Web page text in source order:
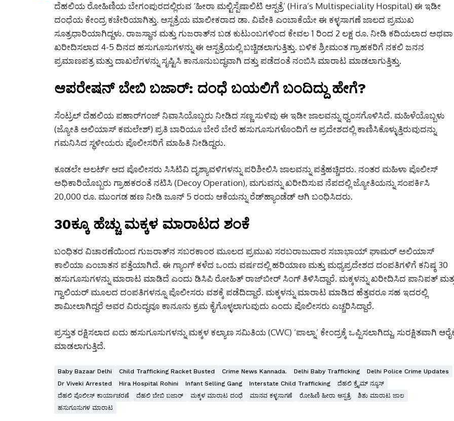
ದೆಹಲಿಯ ರೋಹಿಣಿಯ ಬೇಗಂಪುರದಲ್ಲಿರುವ ‘ಹೀರಾ ಮಲ್ಟಿಸ್ಪೆಷಾಲಿಟಿ ಆಸ್ಪತ್ರೆ’ (Hira’s Multispeciality Hospital) ಈ ಇಡೀ
ದಂಧೆಯ ಕೇಂದ್ರ ಕಚೇರಿಯಾಗಿತ್ತು. ಆಸ್ಪತ್ರೆಯ ಮಾಲೀಕರಾದ ಡಾ. ವಿವೇಕಿ ಎಂಬಾಕೆಯೇ ಈ ಕಳ್ಳಸಾಗಣೆ ಜಾಲದ ಪ್ರಮುಖ
ಸೂತ್ರಧಾರಿಯಾಗಿದ್ದಳು. ರಾಜಸ್ಥಾನ ಮತ್ತು ಗುಜರಾತ್‌ನ ಬಡ ಕುಟುಂಬಗಳಿಂದ ಕೇವಲ 1 ರಿಂದ 2 ಲಕ್ಷ ರೂ. ನೀಡಿ ಕದಿಯಲಾದ ಅಥವಾ
ಖರೀದಿಸಲಾದ 4-5 ದಿನದ ಹಸುಗೂಸುಗಳನ್ನು ಈ ಆಸ್ಪತ್ರೆಯಲ್ಲಿ ಬಚ್ಚಿಡಲಾಗುತ್ತಿತ್ತು. ಬಳಿಕ ಶ್ರೀಮಂತ ಗ್ರಾಹಕರಿಗೆ ನಕಲಿ ಜನನ
ಪ್ರಮಾಣಪತ್ರ ಮತ್ತು ದಾಖಲೆಗಳನ್ನು ಸೃಷ್ಟಿಸಿ ಕಾನೂನುಬದ್ಧವಾಗಿ ದತ್ತು ಪಡೆದಂತೆ ನಂಬಿಸಿ ಮಾರಾಟ ಮಾಡಲಾಗುತ್ತಿತ್ತು.
ಆಪರೇಷನ್ ಬೇಬಿ ಬಜಾರ್: ದಂಧೆ ಬಯಲಿಗೆ ಬಂದಿದ್ದು ಹೇಗೆ?
ಸೆಂಟ್ರಲ್ ದೆಹಲಿಯ ಪಹಾರ್‌ಗಂಜ್ ನಿವಾಸಿಯೊಬ್ಬರು ನೀಡಿದ ಸಣ್ಣ ಸುಳಿವು ಈ ಇಡೀ ಜಾಲವನ್ನು ಧ್ವಂಸಗೊಳಿಸಿದೆ. ಮಹಿಳೆಯೊಬ್ಬಳು
(ಜ್ಯೋತಿ ಅಲಿಯಾಸ್ ಕಮಲೇಶ್) ಪ್ರತಿ ಬಾರಿಯೂ ಬೇರೆ ಬೇರೆ ಹಸುಗೂಸುಗಳೊಂದಿಗೆ ಆ ಪ್ರದೇಶದಲ್ಲಿ ಕಾಣಿಸಿಕೊಳ್ಳುತ್ತಿರುವುದನ್ನು
ಗಮನಿಸಿದ ಸ್ಥಳೀಯರು ಪೊಲೀಸರಿಗೆ ಮಾಹಿತಿ ನೀಡಿದ್ದರು.
ಕೂಡಲೇ ಅಲರ್ಟ್ ಆದ ಪೊಲೀಸರು ಸಿಸಿಟಿವಿ ದೃಶ್ಯಾವಳಿಗಳನ್ನು ಪರಿಶೀಲಿಸಿ ಜಾಲವನ್ನು ಪತ್ತೆಹಚ್ಚಿದರು. ನಂತರ ಮಹಿಳಾ ಪೊಲೀಸ್
ಅಧಿಕಾರಿಯೊಬ್ಬರು ಗ್ರಾಹಕರಂತೆ ನಟಿಸಿ (Decoy Operation), ಮಗುವನ್ನು ಖರೀದಿಸುವ ನೆಪದಲ್ಲಿ ಜ್ಯೋತಿಯನ್ನು ಸಂಪರ್ಕಿಸಿ
20,000 ರೂ. ಮುಂಗಡ ಹಣ ನೀಡಿ ಜೂನ್ 5 ರಂದು ಆಕೆಯನ್ನು ರೆಡ್‌ಹ್ಯಾಂಡೆಡ್ ಆಗಿ ಬಂಧಿಸಿದರು.
30ಕ್ಕೂ ಹೆಚ್ಚು ಮಕ್ಕಳ ಮಾರಾಟದ ಶಂಕೆ
ಬಂಧಿತರ ವಿಚಾರಣೆಯಿಂದ ಗುಜರಾತ್‌ನ ಸಬರಕಾಂಠ ಮೂಲದ ಪ್ರಮುಖ ಸರಬರಾಜುದಾರ ಸಬಾಭಾಯ್ ಘಾಮರ್ ಅಲಿಯಾಸ್
ಕಾಲಿಯಾ ಎಂಬಾತನ ಪತ್ತೆಯಾಗಿದೆ. ಈ ಗ್ಯಾಂಗ್ ಕಳೆದ ಒಂದು ವರ್ಷದಲ್ಲಿ ಹರಿಯಾಣ ಮತ್ತು ಮಧ್ಯಪ್ರದೇಶದ ದಂಪತಿಗಳಿಗೆ ಕನಿಷ್ಠ 30
ಹಸುಗೂಸುಗಳನ್ನು ಮಾರಾಟ ಮಾಡಿದೆ ಎಂದು ಡಿಸಿಪಿ ರೋಹಿತ್ ರಾಜ್‌ಬೀರ್ ಸಿಂಗ್ ತಿಳಿಸಿದ್ದಾರೆ. ಮಕ್ಕಳನ್ನು ಖರೀದಿಸಿದ ಪಾನಿಪತ್
ಗ್ವಾಲಿಯರ್ ಮೂಲದ ದಂಪತಿಗಳನ್ನೂ ಪೊಲೀಸರು ವಶಕ್ಕೆ ಪಡೆದಿದ್ದಾರೆ. ಮಕ್ಕಳನ್ನು ಮಾರಾಟ ಮಾಡಿದ ಹೆತ್ತವರೂ ಸಹ ಇದರಲ್ಲಿ
ಶಾಮೀಲಾಗಿದ್ದರೆ ಅವರ ವಿರುದ್ಧವೂ ಕಾನೂನು ಕ್ರಮ ಕೈಗೊಳ್ಳಲಾಗುವುದು ಎಂದು ಪೊಲೀಸರು ಎಚ್ಚರಿಸಿದ್ದಾರೆ.
ಪ್ರಸ್ತುತ ರಕ್ಷಿಸಲಾದ ಐದು ಹಸುಗೂಸುಗಳನ್ನು ಮಕ್ಕಳ ಕಲ್ಯಾಣ ಸಮಿತಿಯ (CWC) ‘ಪಾಲ್ನಾ’ ಕೇಂದ್ರಕ್ಕೆ ಒಪ್ಪಿಸಲಾಗಿದ್ದು, ಸುರಕ್ಷಿತವಾಗಿ
ಮಾಡಲಾಗುತ್ತಿದೆ.
Baby Bazaar Delhi Child Trafficking Racket Busted Crime News Kannada. Delhi Baby Trafficking
Delhi Police Crime Updates
Dr Viveki Arrested
Hira Hospital Rohini Infant Selling Gang Interstate Child Trafficking
ದೆಹಲಿ ಕ್ರೈಮ್ ನ್ಯೂಸ್
ದೆಹಲಿ ಪೊಲೀಸ್ ಕಾರ್ಯಾಚರಣೆ
ದೆಹಲಿ ಬೇಬಿ ಬಜಾರ್ ಮಕ್ಕಳ ಮಾರಾಟ ದಂಧೆ ಮಾನವ ಕಳ್ಳಸಾಗಣೆ ರೋಹಿಣಿ ಹೀರಾ ಆಸ್ಪತ್ರೆ
ಶಿಶು ಮಾರಾಟ ಜಾಲ
ಹಸುಗೂಸುಗಳ ಮಾರಾಟ